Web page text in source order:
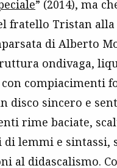
” (2014), ma
fratello Tristan alla
di Alberto
ondivaga,
compiacimenti
disco sincero e
rime baciate,
di lemmi e sintassi,
al didascalismo.